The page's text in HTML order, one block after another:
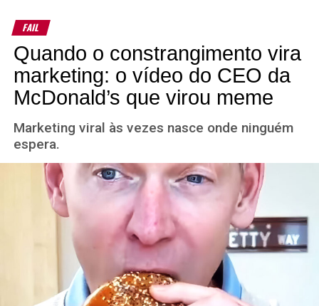
FAIL
Quando o constrangimento vira
marketing: o vídeo do CEO da
McDonald’s que virou meme
Marketing viral às vezes nasce onde ninguém
espera.